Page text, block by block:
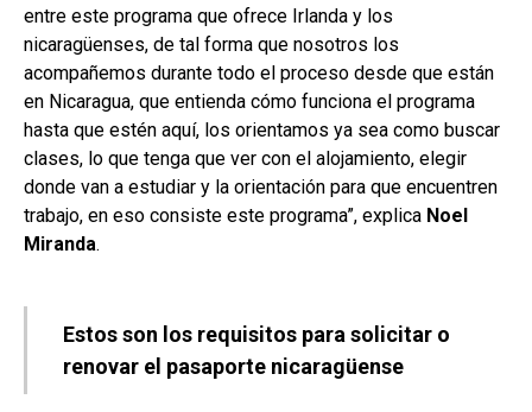
entre este programa que ofrece Irlanda y los
nicaragüenses, de tal forma que nosotros los
acompañemos durante todo el proceso desde que están
en Nicaragua, que entienda cómo funciona el programa
hasta que estén aquí, los orientamos ya sea como buscar
clases, lo que tenga que ver con el alojamiento, elegir
donde van a estudiar y la orientación para que encuentren
trabajo, en eso consiste este programa”, explica Noel
Miranda.
Estos son los requisitos para solicitar o
renovar el pasaporte nicaragüense